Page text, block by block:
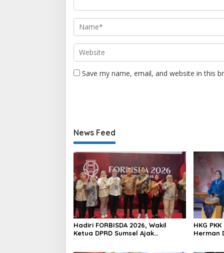
Save my name, email, and website in this
News Feed
Hadiri FORBISDA 2026, Wakil
Ketua DPRD Sumsel Ajak
HKG
Herman